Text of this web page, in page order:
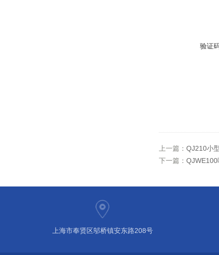
验证
上一篇： QJ210小
下一篇：
上海市奉贤区邬桥镇安东路208号